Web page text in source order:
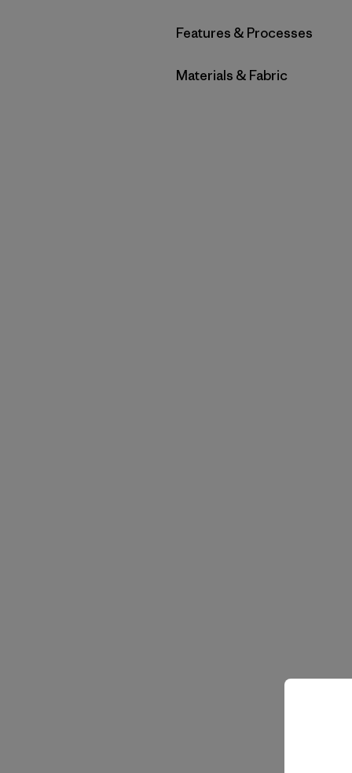
Filtrar por
Features & Processes
Filtrar por
Materials & Fabric